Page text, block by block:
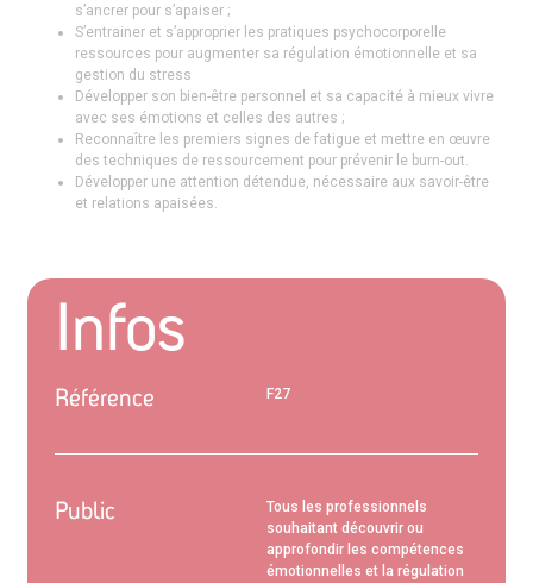
s’ancrer pour s’apaiser ;
S’entrainer et s’approprier les pratiques psychocorporelle
ressources pour augmenter sa régulation émotionnelle et sa
gestion du stress
Développer son bien-être personnel et sa capacité à mieux vivre
avec ses émotions et celles des autres ;
Reconnaître les premiers signes de fatigue et mettre en œuvre
des techniques de ressourcement pour prévenir le burn-out.
Développer une attention détendue, nécessaire aux savoir-être
et relations apaisées.
Infos
Référence F27
Public
Tous les professionnels
souhaitant découvrir ou
approfondir les compétences
émotionnelles et la régulation